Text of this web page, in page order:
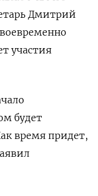
Дмитрий
участия
будет
время придет,